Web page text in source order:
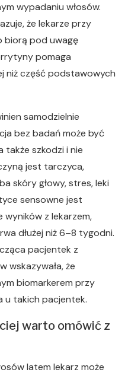
wypadaniu włosów.
że lekarze przy
biorą pod uwagę
pomaga
niż część podstawowych
samodzielnie
bez badań może być
także szkodzi i nie
jest tarczyca,
skóry głowy, stres, leki
sensowne jest
wyników z lekarzem,
dłużej niż 6–8 tygodni.
pacjentek z
wskazywała, że
biomarkerem przy
u takich pacjentek.
warto omówić z
latem lekarz może